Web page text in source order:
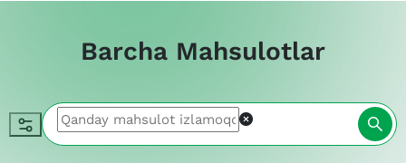
Barcha Mahsulotlar